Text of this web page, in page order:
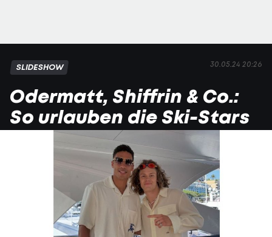
30.05.24 20:26
SLIDESHOW
Odermatt, Shiffrin & Co.:
So urlauben die Ski-Stars